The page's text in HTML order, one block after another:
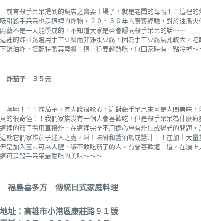
前言殺手呆呆提到的鎮店之寶要上場了，就是老闆的母親！！這裡的
吸引殺手呆呆也是這裡的炸物，２０．３０年的廚藝經驗，對於油溫火
廚藝不是一天能學成的，不知道大家是否會認同殺手呆呆的話～～
這裡的炸豆腐選用手工豆腐而非雞蛋豆腐，因為手工豆腐氣孔較大，
下鍋油炸，搭配特製蒜蓉醬！這一道要趁熱吃，包回家時有一點冷掉～
炸茄子 ３５元
呵呵！！！炸茄子，有人說很噁心，這對殺手呆呆來可是人間美
真的很奇怪！！我們家族沒有一個人會喜歡吃，但是殺手呆呆為什麼瘋
這裡的茄子採用直接炸，在這裡完全不用擔心會有炸焦或過老的問題，
這就它們家炸茄子迷人之處，淋上味醂和醬油調成醬汁！！在加上大量
但是加入薑末可以去腥，讓不敢吃茄子的人，有會喜歡這一道，在灑上
這可是殺手呆呆最愛吃的美味～～～
福島喜多方 傳統日式家庭料理
地址：高雄市小港區康莊路９１號